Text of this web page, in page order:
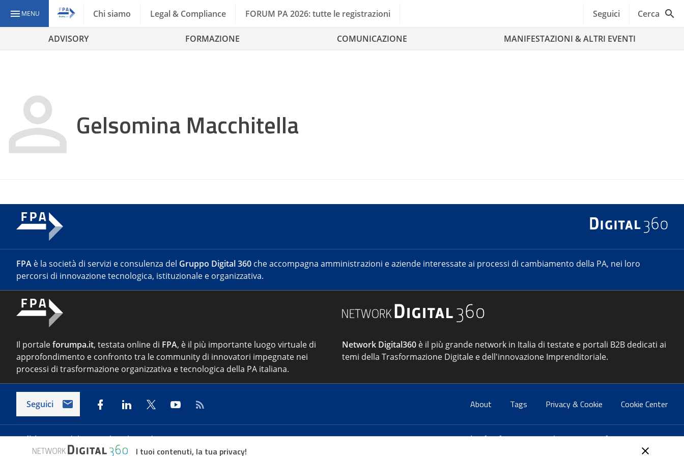
MENU Chi siamo Legal & Compliance FORUM PA 2026: tutte le registrazioni Seguici Cerca
ADVISORY FORMAZIONE COMUNICAZIONE MANIFESTAZIONI & ALTRI EVENTI
Gelsomina Macchitella
FPA è la società di servizi e consulenza del Gruppo Digital 360 che accompagna amministrazioni e aziende interessate ai processi di cambiamento della PA, nei loro
percorsi di innovazione tecnologica, istituzionale e organizzativa.
Il portaleforumpa.it, testata online di FPA, è il più importante luogo virtuale di
approfondimento e confronto tra le community di innovatori impegnate nei
processi di trasformazione organizzativa e tecnologica della PA italiana.
Network Digital360 è il più grande network in Italia di testate e portali B2B dedicati ai
temi della Trasformazione Digitale e dell'innovazione Imprenditoriale.
Seguici About Tags Privacy & Cookie Cookie Center
Indirizzo:Via del Porto Fluviale 67/d – 00154 Roma Contatti:info@forumpa.it- tel. 06 684251 - fax. 06 68425433
I tuoi contenuti, la tua privacy!